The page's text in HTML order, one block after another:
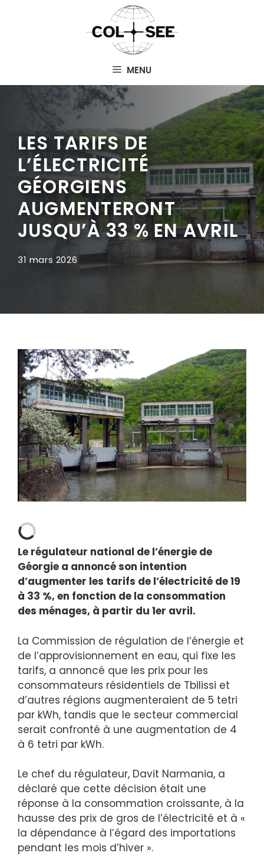
MENU
LES TARIFS DE
L’ÉLECTRICITÉ
GÉORGIENS
AUGMENTERONT
JUSQU’À 33 % EN AVRIL
31 mars 2026
Le régulateur national de l’énergie de
Géorgie a annoncé son intention
d’augmenter les tarifs de l’électricité de 19
à 33 %, en fonction de la consommation
des ménages, à partir du 1er avril.
La Commission de régulation de l’énergie et
de l’approvisionnement en eau, qui fixe les
tarifs, a annoncé que les prix pour les
consommateurs résidentiels de Tbilissi et
d’autres régions augmenteraient de 5 tetri
par kWh, tandis que le secteur commercial
serait confronté à une augmentation de 4
à 6 tetri par kWh.
Le chef du régulateur, Davit Narmania, a
déclaré que cette décision était une
réponse à la consommation croissante, à la
hausse des prix de gros de l’électricité et à «
la dépendance à l’égard des importations
pendant les mois d’hiver ».